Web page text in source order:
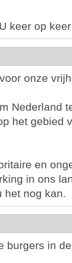
keer op
onze
Nederland
het gebied
en
in ons
het nog kan.
burgers in